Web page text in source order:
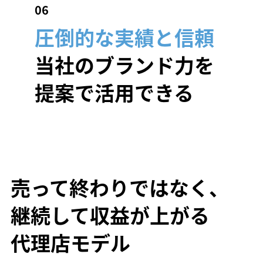
売って終わりではなく、
継続して収益が上がる
​代理店モデル
​06
圧倒的な実績と信頼
当社のブランド力を
提案で活用できる